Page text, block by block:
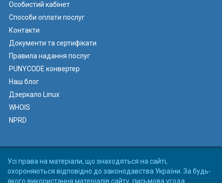
Особистий кабінет
Способи оплати послуг
Контакти
Документи та сертифікати
Правила надання послуг
PUNYCODE конвертер
Наш блог
Дзеркало Linux
WHOIS
NPRD
Усі права на матеріали, що знаходяться на сайті,
охороняються відповідно до законодавства України. За будь-
якого використання матеріалів сайту, письмова угода